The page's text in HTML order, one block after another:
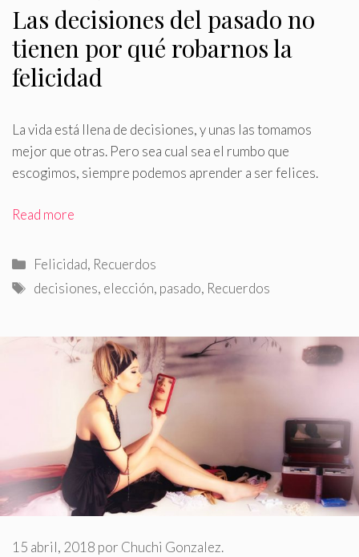
Las decisiones del pasado no
tienen por qué robarnos la
felicidad
La vida está llena de decisiones, y unas las tomamos
mejor que otras. Pero sea cual sea el rumbo que
escogimos, siempre podemos aprender a ser felices.
Read more
Categorías
Felicidad, Recuerdos
Etiquetas
decisiones, elección, pasado, Recuerdos
15 abril, 2018 por Chuchi Gonzalez.